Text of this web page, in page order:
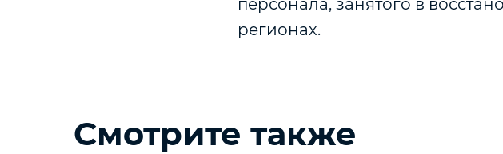
персонала, занятого в
регионах.
Смотрите также